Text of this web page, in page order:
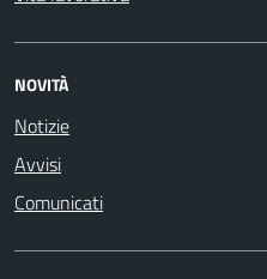
NOVITÀ
Notizie
Avvisi
Comunicati